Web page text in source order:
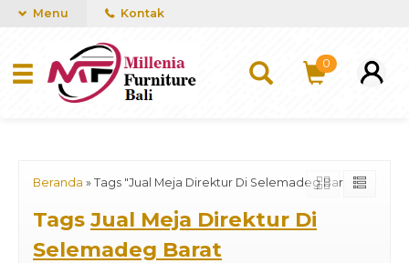
mUCn7CwGawCVTvwq7a99f4AgACOVgZvYEW65FFSDBf0
Menu Kontak
0
Beranda » Tags "Jual Meja Direktur Di Selemadeg Barat"
Tags Jual Meja Direktur Di
Selemadeg Barat